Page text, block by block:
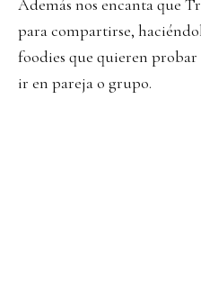
Además nos encanta que
para compartirse,
foodies que quieren
ir en pareja o grupo.